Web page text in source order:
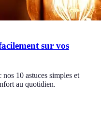
sur vos
10 astuces simples et
au quotidien.